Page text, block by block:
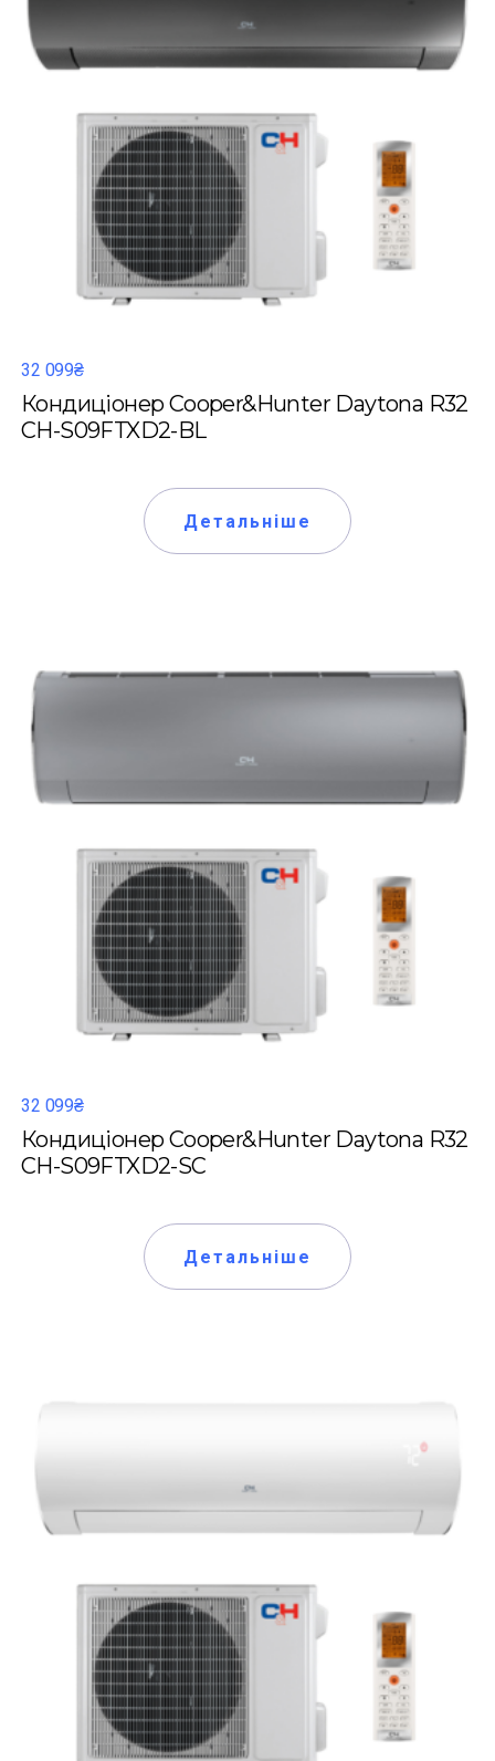
32 099₴
Кондиціонер Cooper&Hunter Daytona R32
CH-S09FTXD2-BL
Детальніше
32 099₴
Кондиціонер Cooper&Hunter Daytona R32
CH-S09FTXD2-SC
Детальніше